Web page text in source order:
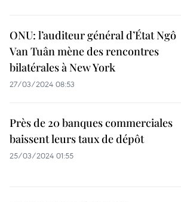
ONU: l’auditeur général d’État Ngô
Van Tuân mène des rencontres
bilatérales à New York
27/03/2024 08:53
Près de 20 banques commerciales
baissent leurs taux de dépôt
25/03/2024 01:55